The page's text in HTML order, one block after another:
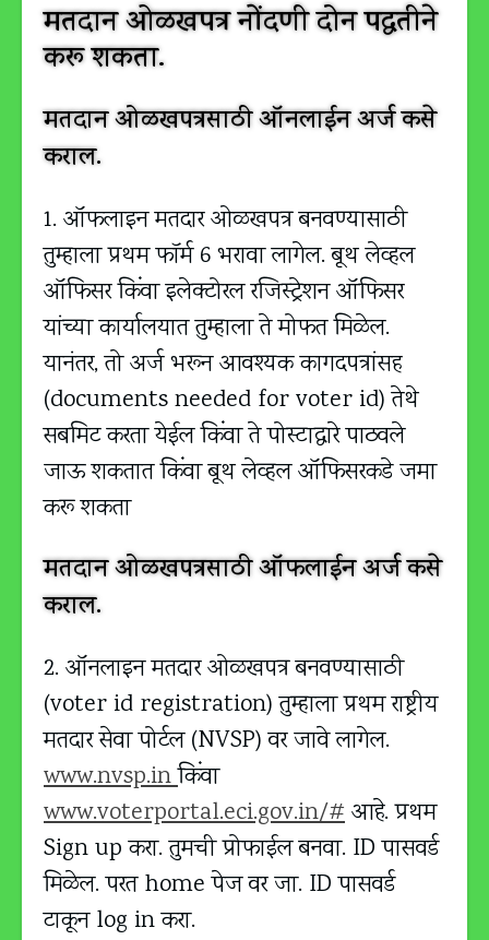
मतदान ओळखपत्र नोंदणी दोन पद्धतीने
करू शकता.
मतदान ओळखपत्रसाठी ऑनलाईन अर्ज कसे
कराल.
1. ऑफलाइन मतदार ओळखपत्र बनवण्यासाठी
तुम्हाला प्रथम फॉर्म 6 भरावा लागेल. बूथ लेव्हल
ऑफिसर किंवा इलेक्टोरल रजिस्ट्रेशन ऑफिसर
यांच्या कार्यालयात तुम्हाला ते मोफत मिळेल.
यानंतर, तो अर्ज भरून आवश्यक कागदपत्रांसह
(documents needed for voter id) तेथे
सबमिट करता येईल किंवा ते पोस्टाद्वारे पाठवले
जाऊ शकतात किंवा बूथ लेव्हल ऑफिसरकडे जमा
करू शकता
मतदान ओळखपत्रसाठी ऑफलाईन अर्ज कसे
कराल.
2. ऑनलाइन मतदार ओळखपत्र बनवण्यासाठी
(voter id registration) तुम्हाला प्रथम राष्ट्रीय
मतदार सेवा पोर्टल (NVSP) वर जावे लागेल.
www.nvsp.inकिंवा
www.voterportal.eci.gov.in/#आहे. प्रथम
Sign up करा. तुमची प्रोफाईल बनवा. ID पासवर्ड
मिळेल. परत home पेज वर जा. ID पासवर्ड
टाकून log in करा.